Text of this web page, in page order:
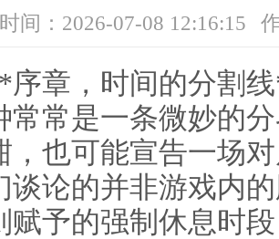
时间：2026-07-08 12:16:15
章，时间的分割
常常是一条微妙的
，也可能宣告一场
谈论的并非游戏内
赋予的强制休息时